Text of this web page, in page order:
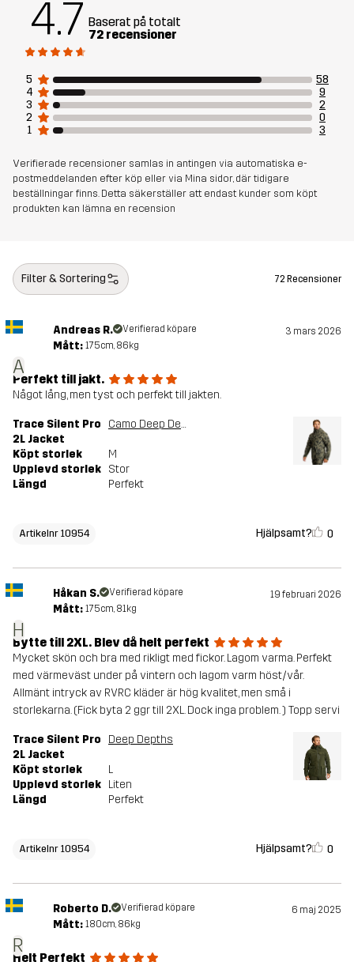
Hållbarhet Återvunna detaljer
Skapad för JAKT OCH NATURFOTOGRAFI VANDRING
Artikelnummer 10954_6989
4.7 Baserat på totalt
72 recensioner
5
58
4
9
3
2
2
0
1
3
Verifierade recensioner samlas in antingen via automatiska e-
postmeddelanden efter köp eller via Mina sidor, där tidigare
beställningar finns. Detta säkerställer att endast kunder som köpt
produkten kan lämna en recension
Filter & Sortering 72 Recensioner
A
Andreas R. Verifierad köpare 3 mars 2026
Mått: 175cm, 86kg
Perfekt till jakt.
Något lång, men tyst och perfekt till jakten.
Trace Silent Pro
2L Jacket
Camo Deep Depths
Köpt storlek
M
Upplevd storlek Stor
Längd
Perfekt
Artikelnr 10954 Hjälpsamt? 0
H
Håkan S. Verifierad köpare 19 februari 2026
Mått: 175cm, 81kg
Bytte till 2XL. Blev då helt perfekt
Mycket skön och bra med rikligt med fickor. Lagom varma. Perfekt
med värmeväst under på vintern och lagom varm höst/vår.
Allmänt intryck av RVRC kläder är hög kvalitet, men små i
storlekarna. (Fick byta 2 ggr till 2XL. Dock inga problem. ) Topp servi
Trace Silent Pro
2L Jacket
Deep Depths
Köpt storlek
L
Upplevd storlek Liten
Längd
Perfekt
Artikelnr 10954 Hjälpsamt? 0
R
Roberto D. Verifierad köpare 6 maj 2025
Mått: 180cm, 86kg
Helt Perfekt